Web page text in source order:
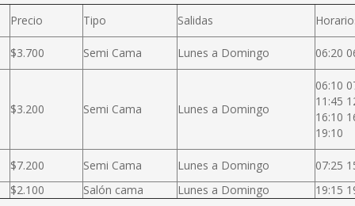
Precio Tipo Salidas
$3.700 Semi Cama Lunes a Domingo 06:20
$3.200 Semi Cama Lunes a Domingo
06:10
11:45
16:10
19:10
$7.200 Semi Cama Lunes a Domingo
07:25
$2.100
Salón cama Lunes a Domingo
19:15